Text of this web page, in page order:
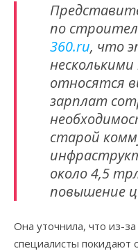
по
360.ru, что
относятся
зарплат
старой
около 4,5
повышение
Она уточнила, что из-
специалисты покидают